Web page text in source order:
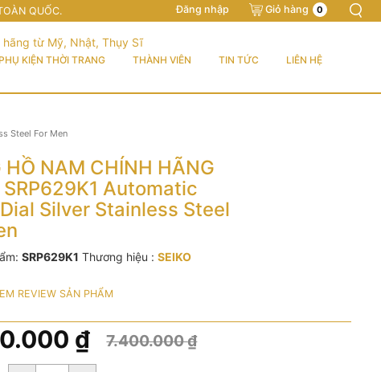
QUỐC. Đăng nhập Giỏ hàng 0
PHỤ KIỆN THỜI TRANG THÀNH VIÊN TIN TỨC LIÊN HỆ
Steel For Men
HỒ NAM CHÍNH HÃNG
SRP629K1 Automatic
Silver Stainless Steel
SRP629K1 Thương hiệu :SEIKO
REVIEW SẢN PHẨM
7.400.000₫
₫